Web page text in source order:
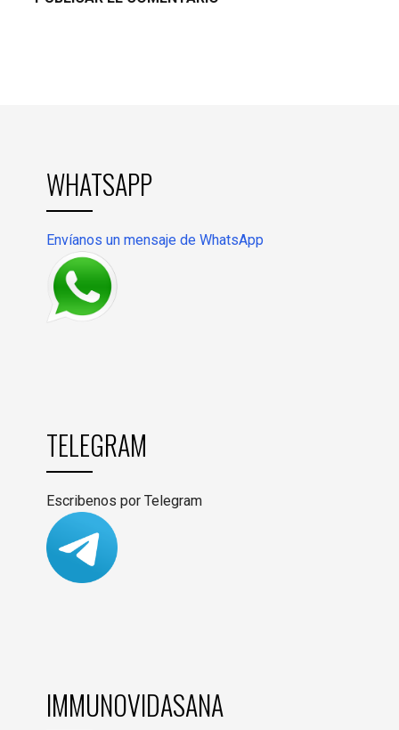
WHATSAPP
Envíanos un mensaje de WhatsApp
TELEGRAM
Escribenos por Telegram
IMMUNOVIDASANA